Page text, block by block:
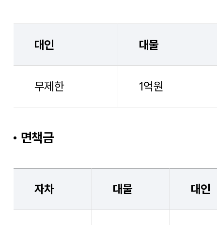
대인 대물
무제한 1억원
면책금
자차 대물 대인